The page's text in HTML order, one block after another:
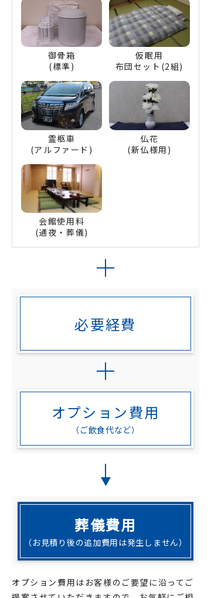
御骨箱
(標準)
仮眠用
布団セット(2組)
霊柩車
(アルファード)
仏花
(新仏様用)
会館使用料
(通夜・葬儀)
必要経費
オプション費用
（ご飲食代など）
葬儀費用
（お見積り後の追加費用は発生しません）
オプション費用はお客様のご要望に沿ってご